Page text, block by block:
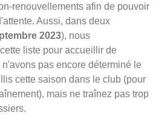
renouvellements afin de pouvoir
Aussi, dans deux
2023), nous
liste pour accueillir de
pas encore déterminé le
cette saison dans le club (pour
mais ne traînez pas trop